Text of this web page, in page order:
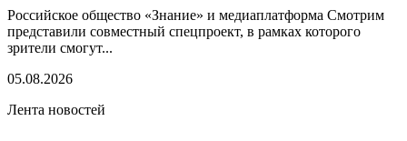
Российское общество «Знание» и медиаплатформа Смотрим
представили совместный спецпроект, в рамках которого
зрители смогут...
05.08.2026
Лента новостей